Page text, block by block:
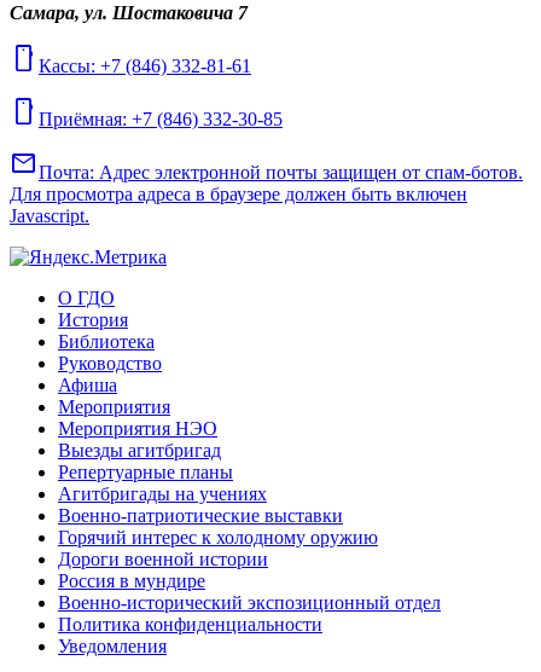
Самара, ул. Шостаковича 7
mobile Кассы: +7 (846) 332-81-61
mobile Приёмная: +7 (846) 332-30-85
mailПочта: Адрес электронной почты защищен от спам-ботов.
Для просмотра адреса в браузере должен быть включен
Javascript.
О ГДО
История
Библиотека
Руководство
Афиша
Мероприятия
Мероприятия НЭО
Выезды агитбригад
Репертуарные планы
Агитбригады на учениях
Военно-патриотические выставки
Горячий интерес к холодному оружию
Дороги военной истории
Россия в мундире
Военно-исторический экспозиционный отдел
Политика конфиденциальности
Уведомления